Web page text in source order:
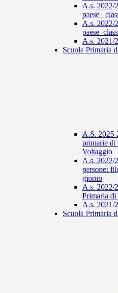
A.s. 2022/
paese_
A.s. 2022/
A.s. 2021/
Scuola Primaria
A.S.
primarie di
Voltaggio
A.s. 2022/
persone:
giorno
A.s. 2022/
Primaria di
A.s. 2021/
Scuola Primaria